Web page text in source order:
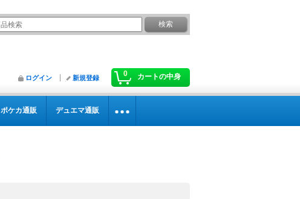
0 カートの中身
ログイン 新規登録
ポケカ通販 デュエマ通販